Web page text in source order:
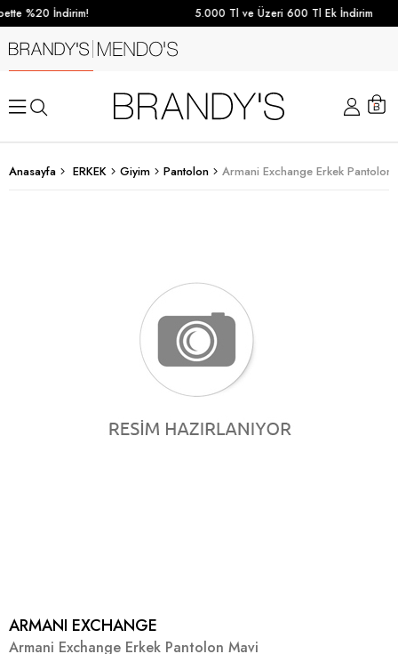
%20 İndirim! 5.000 Tl ve Üzeri 600 Tl Ek İndirim
Anasayfa ERKEK Giyim Pantolon Armani Exchange Erkek Pantolon
ARMANI EXCHANGE
Armani Exchange Erkek Pantolon Mavi